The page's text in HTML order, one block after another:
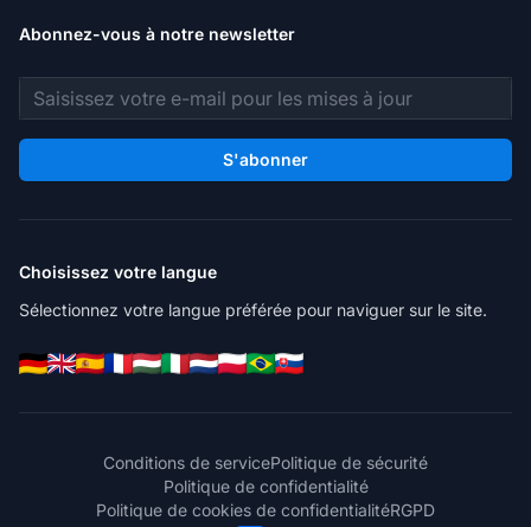
Abonnez-vous à notre newsletter
Adresse e-mail
S'abonner
Choisissez votre langue
Sélectionnez votre langue préférée pour naviguer sur le site.
Conditions de servicePolitique de sécurité
Politique de confidentialité
Politique de cookies de confidentialitéRGPD